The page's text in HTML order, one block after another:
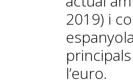
2019) i
l’euro.